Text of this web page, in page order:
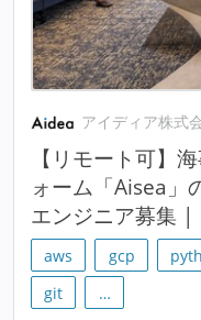
アイディア株式
【リモート可】
ォーム「Aisea」
エンジニア募集
aws gcp
git
…